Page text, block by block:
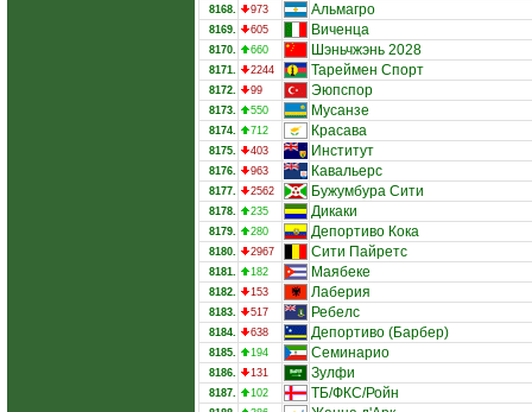
8168. 973 Альмагро
8169. 605 Виченца
8170. 660 Шэньчжэнь 2028
8171. 2244 Тареймен Спорт
8172. 99 Эюпспор
8173. 550 Мусанзе
8174. 712 Красава
8175. 403 Институт
8176. 963 Кавальерс
8177. 2562 Бужумбура Сити
8178. 235 Дикаки
8179. 280 Депортиво Кока
8180. 2967 Сити Пайретс
8181. 182 Маябеке
8182. 153 Лаберия
8183. 517 Ребелс
8184. 638 Депортиво (Барбер)
8185. 194 Семинарио
8186. 131 Зулфи
8187. 102 ТБ/ФКС/Ройн